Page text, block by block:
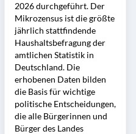
2026 durchgeführt. Der
Mikrozensus ist die größte
jährlich stattfindende
Haushaltsbefragung der
amtlichen Statistik in
Deutschland. Die
erhobenen Daten bilden
die Basis für wichtige
politische Entscheidungen,
die alle Bürgerinnen und
Bürger des Landes